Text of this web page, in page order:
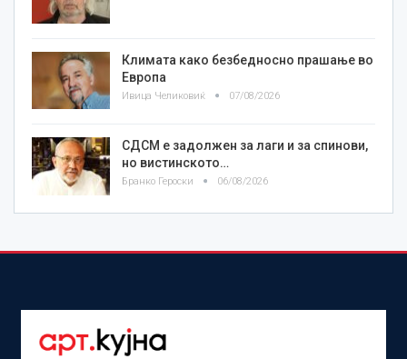
Климата како безбедносно прашање во
Европа
Ивица Челиковиќ 07/08/2026
СДСМ е задолжен за лаги и за спинови,
но вистинското…
Бранко Героски 06/08/2026